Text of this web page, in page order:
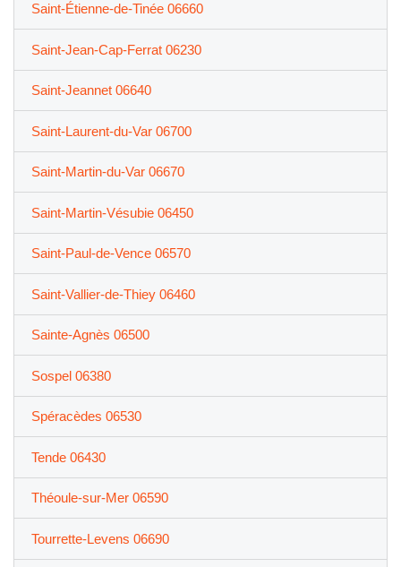
Saint-Étienne-de-Tinée 06660
Saint-Jean-Cap-Ferrat 06230
Saint-Jeannet 06640
Saint-Laurent-du-Var 06700
Saint-Martin-du-Var 06670
Saint-Martin-Vésubie 06450
Saint-Paul-de-Vence 06570
Saint-Vallier-de-Thiey 06460
Sainte-Agnès 06500
Sospel 06380
Spéracèdes 06530
Tende 06430
Théoule-sur-Mer 06590
Tourrette-Levens 06690